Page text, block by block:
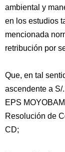
ambiental y
en los estudios
mencionada
retribución por
Que, en tal
ascendente a
EPS
Resolución de
CD;